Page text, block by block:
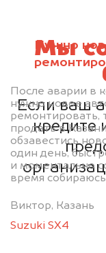
Нужно
После аварии в
нужно новое
ремонтировать,
продать в
обзавестись
один день,
и моментально
время
Виктор, Казань
Suzuki SX4
Мы
Если ваш
кредите